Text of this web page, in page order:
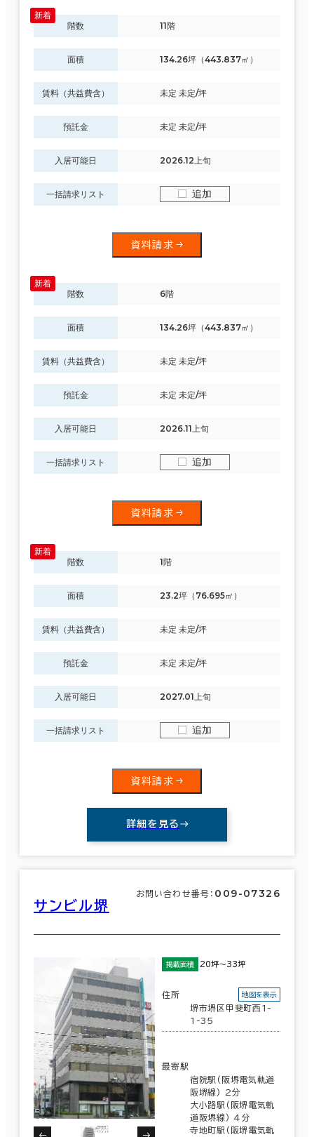
階数 11階
面積 134.26坪（443.837㎡）
賃料（共益費含） 未定 未定/坪
預託金 未定 未定/坪
入居可能日 2026.12上旬
一括請求リスト 追加
資料請求
階数 6階
面積 134.26坪（443.837㎡）
賃料（共益費含） 未定 未定/坪
預託金 未定 未定/坪
入居可能日 2026.11上旬
一括請求リスト 追加
資料請求
階数 1階
面積 23.2坪（76.695㎡）
賃料（共益費含） 未定 未定/坪
預託金 未定 未定/坪
入居可能日 2027.01上旬
一括請求リスト 追加
資料請求
詳細を見る
サンビル堺
お問い合わせ番号： 009-07326
掲載面積 20坪～33坪
住所
堺市堺区甲斐町西1-
1-35
地図を表示
最寄駅
宿院駅(阪堺電気軌道
阪堺線) 2分
大小路駅(阪堺電気軌
道阪堺線) 4分
寺地町駅(阪堺電気軌
浪速区 (23)
天王寺区
該当数
296室(122棟)
この条件で検索する
築年数
建築中
10年以内
20年以内 30年以内
階数
その他
制震・免震構造
駐車場設備あり
1フロア面積100坪以上
296室(122
棟)
この条件で検索する